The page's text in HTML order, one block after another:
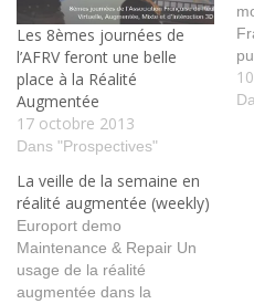
Les 8èmes journées de
l’AFRV feront une belle
place à la Réalité
Augmentée
17 octobre 2013
Dans "Prospectives"
La veille de la semaine en
réalité augmentée (weekly)
Europort demo
Maintenance & Repair Un
usage de la réalité
augmentée dans la